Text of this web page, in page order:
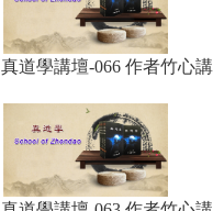
真道學講壇-066 作者竹心